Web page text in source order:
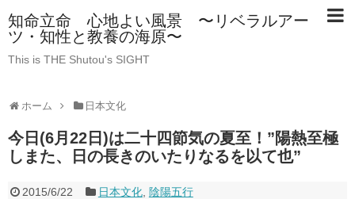
知命立命 心地よい風景 〜リベラルアー
ツ・知性と教養の海原〜
This is THE Shutou's SIGHT
ホーム 日本文化
今日(6月22日)は二十四節気の夏至！”陽熱至極
しまた、日の長きのいたりなるを以て也”
2015/6/22 日本文化, 陰陽五行